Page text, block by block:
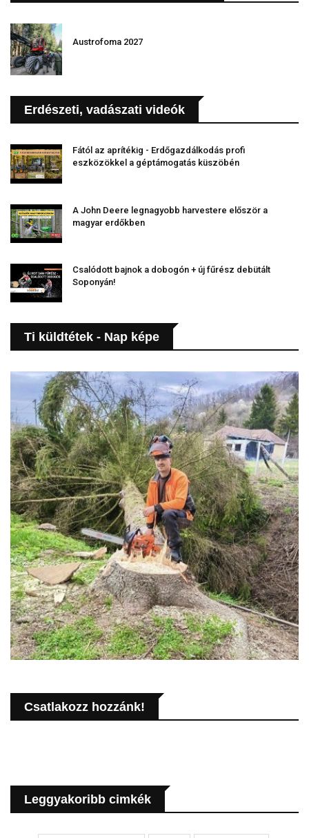
Austrofoma 2027
Erdészeti, vadászati videók
Fától az aprítékig - Erdőgazdálkodás profi
eszközökkel a géptámogatás küszöbén
A John Deere legnagyobb harvestere először a
magyar erdőkben
Csalódott bajnok a dobogón + új fűrész debütált
Soponyán!
Ti küldtétek - Nap képe
Csatlakozz hozzánk!
Leggyakoribb cimkék